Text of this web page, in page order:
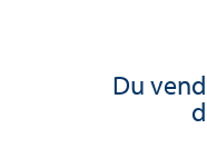
Du